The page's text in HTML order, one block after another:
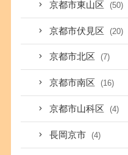
京都市東山区 (50)
京都市伏見区 (20)
京都市北区 (7)
京都市南区 (16)
京都市山科区 (4)
長岡京市 (4)